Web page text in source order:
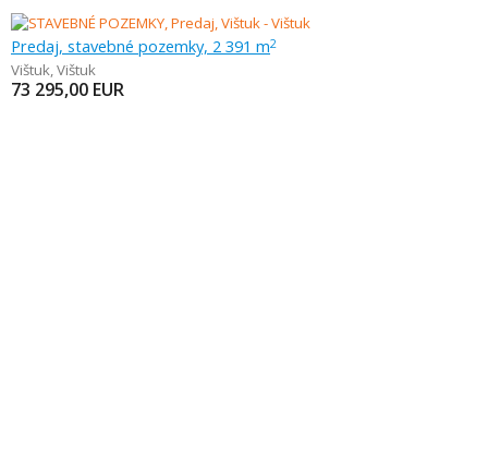
Predaj, stavebné pozemky, 2 391 m2
Vištuk,Vištuk
73 295,00 EUR